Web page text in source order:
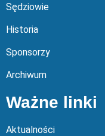
Sędziowie
Historia
Sponsorzy
Archiwum
Ważne linki
Aktualności